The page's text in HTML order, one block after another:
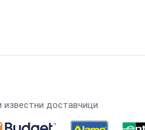
известни доставчици